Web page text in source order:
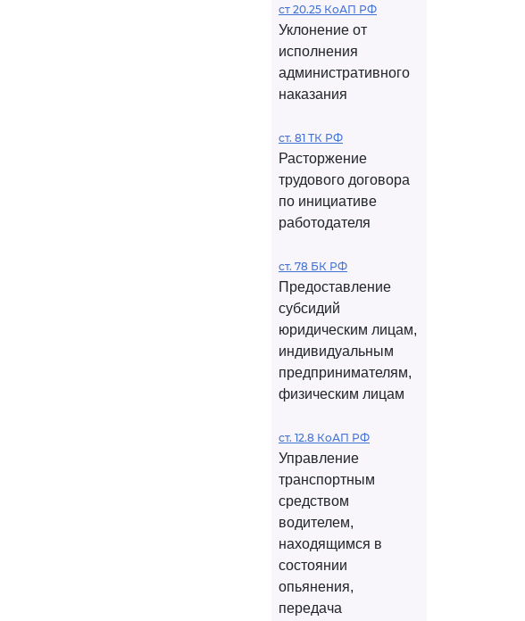
ст 20.25 КоАП РФ
Уклонение от
исполнения
административного
наказания
ст. 81 ТК РФ
Расторжение
трудового договора
по инициативе
работодателя
ст. 78 БК РФ
Предоставление
субсидий
юридическим лицам,
индивидуальным
предпринимателям,
физическим лицам
ст. 12.8 КоАП РФ
Управление
транспортным
средством
водителем,
находящимся в
состоянии
опьянения,
передача